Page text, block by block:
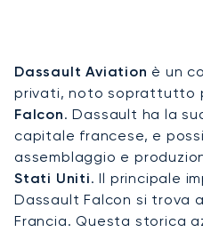
Dassault Aviation è un
privati, noto soprattutto
Falcon. Dassault ha la
capitale francese, e
assemblaggio e
Stati Uniti. Il principale
Dassault Falcon si trova a
Francia. Questa storica